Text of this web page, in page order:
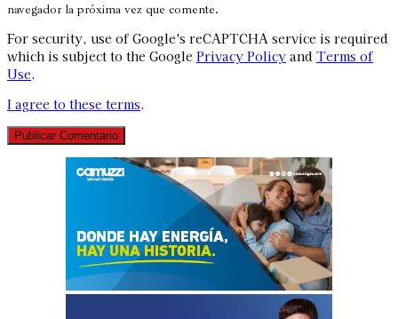
navegador la próxima vez que comente.
For security, use of Google's reCAPTCHA service is required
which is subject to the Google Privacy Policy and Terms of
Use.
I agree to these terms.